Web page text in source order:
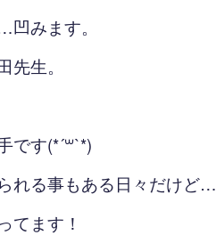
みます。
生。
す(*´꒳`*)
れる事もある日々だけど…
てます！